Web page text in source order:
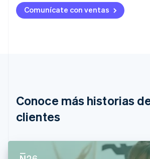
Comunícate con ventas
Conoce más historias
clientes
DeutschEnglish
Australia
Bulgaria
English
Canadá
China continental